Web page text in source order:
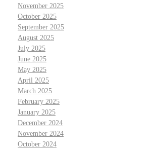
November 2025
October 2025
September 2025
August 2025
July 2025
June 2025
May 2025
April 2025
March 2025
February 2025
January 2025
December 2024
November 2024
October 2024